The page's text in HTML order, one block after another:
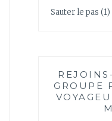
Sauter le pas (1)
GROUPE